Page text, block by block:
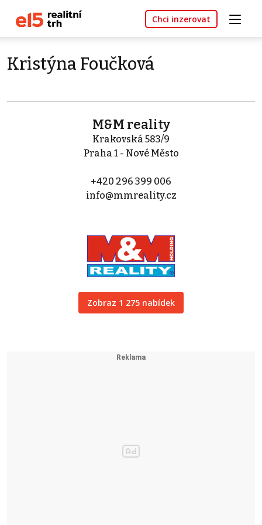
Chci inzerovat
Kristýna Foučková
M&M reality
Krakovská 583/9
Praha 1 - Nové Město
+420 296 399 006
info@mmreality.cz
Zobraz 1 275 nabídek